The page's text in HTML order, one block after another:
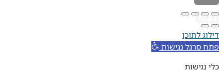
לראש
העמוד
דילוג לתוכן
פתח סרגל נגישות
כלי נגישות